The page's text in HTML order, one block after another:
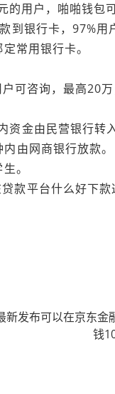
用户，啪啪钱包
银行卡，97%用
常用银行卡。
可咨询，最高20
金由民营银行转
由网商银行放款。
。
款平台什么好下
新发布可以在京东金
钱